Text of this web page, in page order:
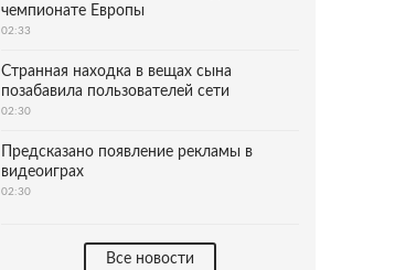
чемпионате Европы
02:33
Странная находка в вещах сына
позабавила пользователей сети
02:30
Предсказано появление рекламы в
видеоиграх
02:30
Все новости